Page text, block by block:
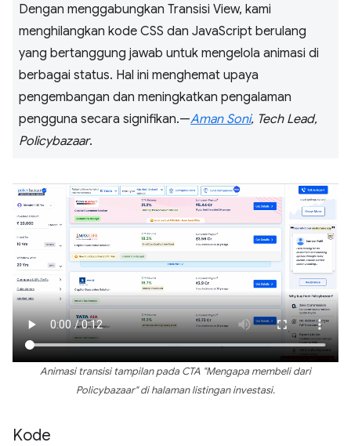
Dengan menggabungkan Transisi View, kami
menghilangkan kode CSS dan JavaScript berulang
yang bertanggung jawab untuk mengelola animasi di
berbagai status. Hal ini menghemat upaya
pengembangan dan meningkatkan pengalaman
pengguna secara signifikan.—Aman Soni, Tech Lead,
Policybazaar.
Animasi transisi tampilan pada CTA "Mengapa membeli dari
Policybazaar" di halaman listingan investasi.
Kode